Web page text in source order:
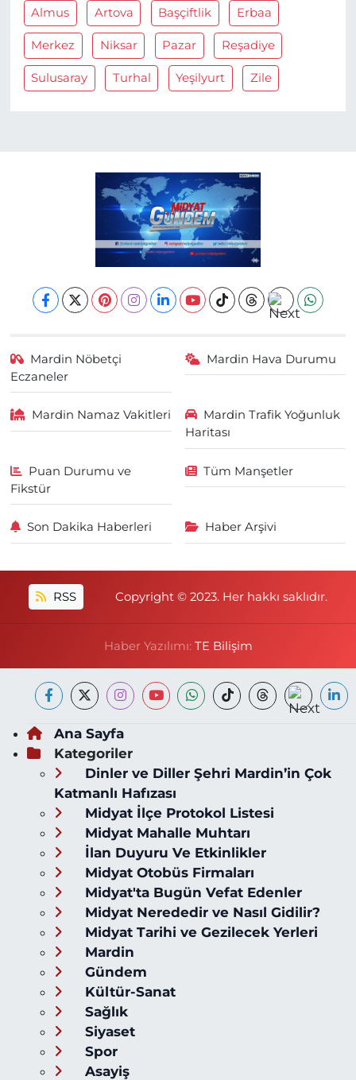
Almus Artova Başçiftlik Erbaa
Merkez Niksar Pazar Reşadiye
Sulusaray Turhal Yeşilyurt Zile
Mardin Nöbetçi
Eczaneler
Mardin Hava Durumu
Mardin Namaz Vakitleri
Mardin Trafik Yoğunluk
Haritası
Puan Durumu ve
Fikstür
Tüm Manşetler
Son Dakika Haberleri Haber Arşivi
RSS Copyright © 2023. Her hakkı saklıdır.
Haber Yazılımı: TE Bilişim
Ana Sayfa
Kategoriler
Dinler ve Diller Şehri Mardin’in Çok
Katmanlı Hafızası
Midyat İlçe Protokol Listesi
Midyat Mahalle Muhtarı
İlan Duyuru Ve Etkinlikler
Midyat Otobüs Firmaları
Midyat'ta Bugün Vefat Edenler
Midyat Nerededir ve Nasıl Gidilir?
Midyat Tarihi ve Gezilecek Yerleri
Mardin
Gündem
Kültür-Sanat
Sağlık
Siyaset
Spor
Asayiş